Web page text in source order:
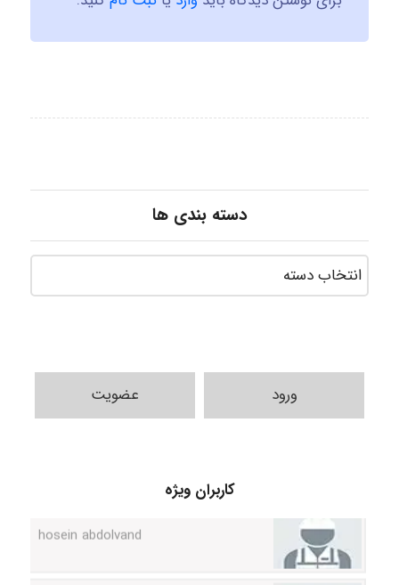
دسته بندی ها
ورود عضویت
کاربران ویژه
Alirez0990